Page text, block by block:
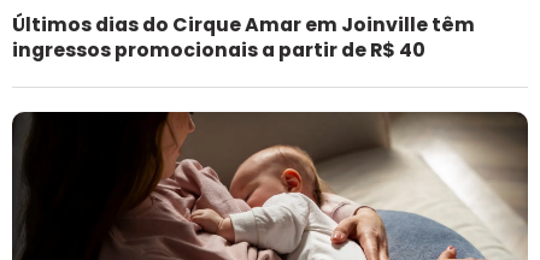
Últimos dias do Cirque Amar em Joinville têm
ingressos promocionais a partir de R$ 40